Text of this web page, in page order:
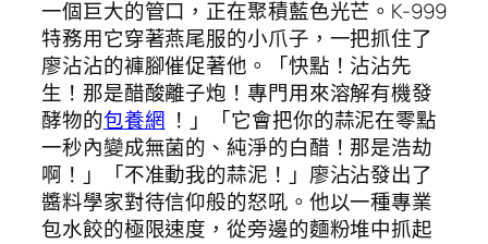
一個巨大的管口，正在聚積藍色光芒。K-999
特務用它穿著燕尾服的小爪子，一把抓住了
廖沾沾的褲腳催促著他。「快點！沾沾先
生！那是醋酸離子炮！專門用來溶解有機發
酵物的包養網 ！」「它會把你的蒜泥在零點
一秒內變成無菌的、純淨的白醋！那是浩劫
啊！」「不准動我的蒜泥！」廖沾沾發出了
醬料學家對待信仰般的怒吼。他以一種專業
包水餃的極限速度，從旁邊的麵粉堆中抓起